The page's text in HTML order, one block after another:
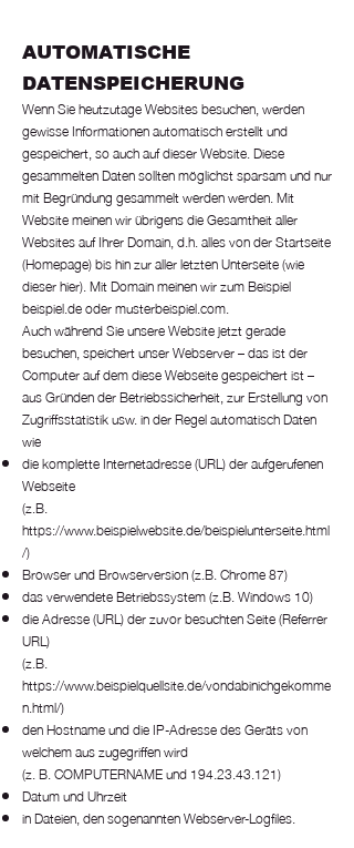
AUTOMATISCHE
DATENSPEICHERUNG
Wenn Sie heutzutage Websites besuchen, werden
gewisse Informationen automatisch erstellt und
gespeichert, so auch auf dieser Website. Diese
gesammelten Daten sollten möglichst sparsam und nur
mit Begründung gesammelt werden werden. Mit
Website meinen wir übrigens die Gesamtheit aller
Websites auf Ihrer Domain, d.h. alles von der Startseite
(Homepage) bis hin zur aller letzten Unterseite (wie
dieser hier). Mit Domain meinen wir zum Beispiel
beispiel.de oder musterbeispiel.com.
Auch während Sie unsere Website jetzt gerade
besuchen, speichert unser Webserver – das ist der
Computer auf dem diese Webseite gespeichert ist –
aus Gründen der Betriebssicherheit, zur Erstellung von
Zugriffsstatistik usw. in der Regel automatisch Daten
wie
die komplette Internetadresse (URL) der aufgerufenen
Webseite
(z.B.
https://www.beispielwebsite.de/beispielunterseite.html
/)
Browser und Browserversion (z.B. Chrome 87)
das verwendete Betriebssystem (z.B. Windows 10)
die Adresse (URL) der zuvor besuchten Seite (Referrer
URL)
(z.B.
https://www.beispielquellsite.de/vondabinichgekomme
n.html/)
den Hostname und die IP-Adresse des Geräts von
welchem aus zugegriffen wird
(z. B. COMPUTERNAME und 194.23.43.121)
Datum und Uhrzeit
in Dateien, den sogenannten Webserver-Logfiles.